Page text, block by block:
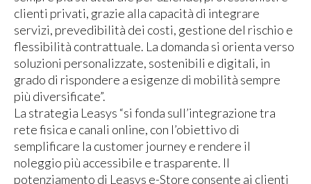
clienti privati, grazie alla capacità di integrare
servizi, prevedibilità dei costi, gestione del rischio e
flessibilità contrattuale. La domanda si orienta verso
soluzioni personalizzate, sostenibili e digitali, in
grado di rispondere a esigenze di mobilità sempre
più diversificate”.
La strategia Leasys “si fonda sull’integrazione tra
rete fisica e canali online, con l’obiettivo di
semplificare la customer journey e rendere il
noleggio più accessibile e trasparente. Il
potenziamento di Leasys e-Store consente ai clienti